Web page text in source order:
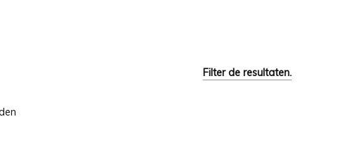
Filter de resultaten.